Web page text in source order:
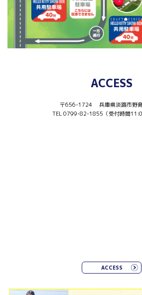
ACCESS
〒656-1724 兵庫県淡路市野
TEL 0799-82-1855（受付時間
ACCESS